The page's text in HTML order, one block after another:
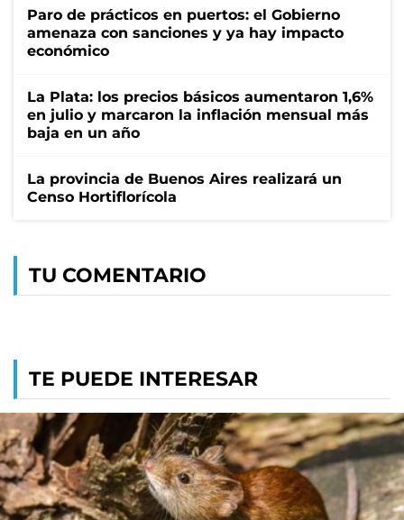
Paro de prácticos en puertos: el Gobierno
amenaza con sanciones y ya hay impacto
económico
La Plata: los precios básicos aumentaron 1,6%
en julio y marcaron la inflación mensual más
baja en un año
La provincia de Buenos Aires realizará un
Censo Hortiflorícola
TU COMENTARIO
TE PUEDE INTERESAR